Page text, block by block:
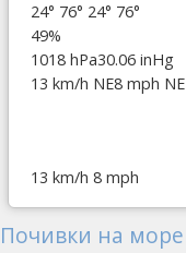
24° 76° 24° 76°
49%
1018 hPa30.06 inHg
13 km/h NE8 mph NE
13 km/h 8 mph
Почивки на море